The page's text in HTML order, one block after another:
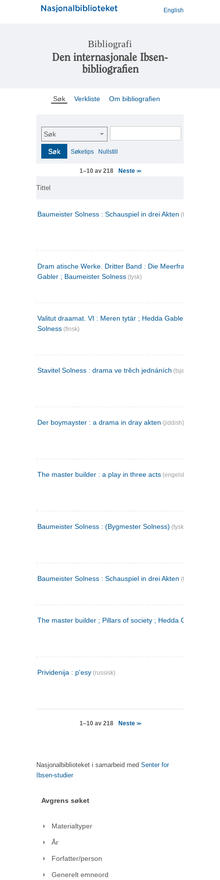
English
Bibliografi
Den internasjonale Ibsen-
bibliografien
Søk Verkliste Om bibliografien
Søk
Søk Søketips Nullstill
1–10 av 218 Neste >>
Tittel
Baumeister Solness : Schauspiel in drei Akten (tysk)
Dram atische Werke. Dritter Band : Die Meerfrau ; Hedda
Gabler ; Baumeister Solness (tysk)
Valitut draamat. VI : Meren tytär ; Hedda Gabler ;
Solness (finsk)
Stavitel Solness : drama ve trěch jednáních (tsjekkisk)
Der boymayster : a drama in dray akten (jiddish)
The master builder : a play in three acts (engelsk)
Baumeister Solness : (Bygmester Solness) (tysk)
Baumeister Solness : Schauspiel in drei Akten (tysk)
The master builder ; Pillars of society ; Hedda Gabler
Prividenija : p'esy (russisk)
1–10 av 218 Neste >>
Nasjonalbiblioteket i samarbeid med Senter for
Ibsen-studier
Avgrens søket
Materialtyper
År
Forfatter/person
Generelt emneord